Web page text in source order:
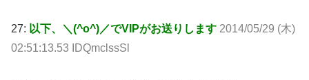
27: 以下、＼(^o^)／でVIPがお送りします 2014/05/29 (木)
02:51:13.53 IDQmclssSl